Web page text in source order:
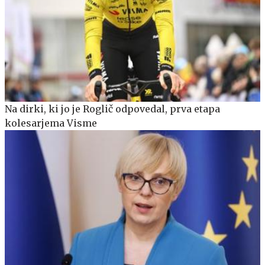
Na dirki, ki jo je Roglič odpovedal, prva etapa
kolesarjema Visme